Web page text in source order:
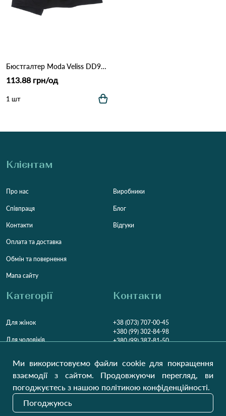
Бюстгалтер Moda Veliss DD971 5,1 Чорний
113.88 грн/од
1 шт
Клієнтам
Про нас
Співпраця
Контакти
Оплата та доставка
Обмін та повернення
Мапа сайту
Виробники
Блог
Відгуки
Категорії
Для жінок
Для чоловіків
Домашній текстиль
Контакти
+38 (073) 707-00-45
+380 (99) 302-84-98
+380 (99) 387-81-50
Пн-Пт9:00 - 16:00
НДВихідний
Ми використовуємо файли cookie для покращення
взаємодії з сайтом. Продовжуючи перегляд, ви
погоджуєтесь з нашою політикою конфіденційності.
Погоджуюсь